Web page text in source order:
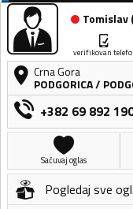
Tomislav(
verifikovan
Crna Gora
PODGORICA/
+382 69 892
Sačuvaj oglas
Pogledaj sve